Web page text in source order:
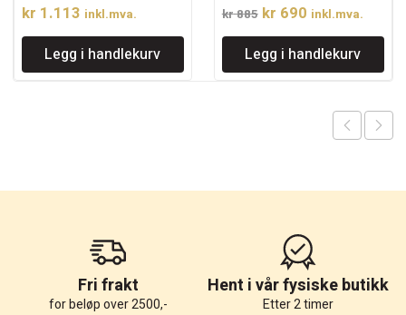
kr 1.113 inkl.mva.
Legg i handlekurv
kr885 Opprinnelig
pris
var:
kr 885.
kr 690Nåværende
pris
er:
kr 690.
inkl.mva.
Legg i handlekurv
Fri frakt
for beløp over 2500,-
Hent i vår fysiske butikk
Etter 2 timer